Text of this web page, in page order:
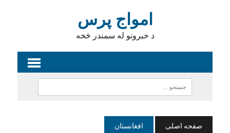
امواج پرس
د خبرونو له سمندر څخه
صفحه اصلی افغانستان